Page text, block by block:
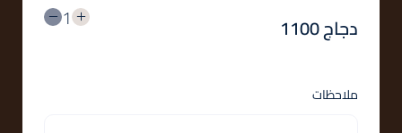
دجاج 1100 1
ملاحظات